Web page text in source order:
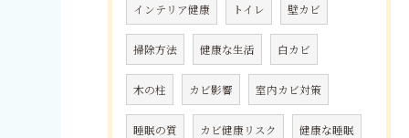
インテリア健康 トイレ 壁カビ
掃除方法 健康な生活 白カビ
木の柱 カビ影響 室内カビ対策
睡眠の質 カビ健康リスク 健康な睡眠